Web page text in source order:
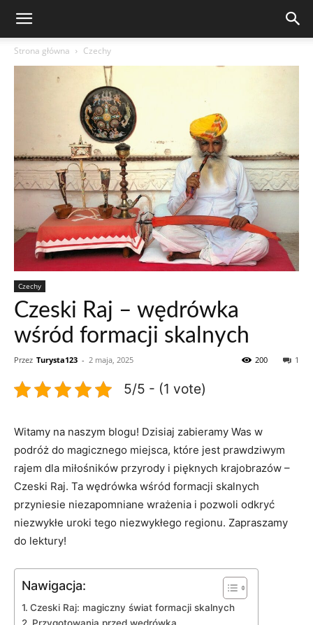
Strona główna Czechy
Czechy
Czeski Raj – wędrówka
wśród formacji skalnych
Przez Turysta123 - 2 maja, 2025 1
200
5/5 - (1 vote)
Witamy ⁣na naszym blogu! Dzisiaj zabieramy Was w
podróż do magicznego miejsca, które jest prawdziwym ​
rajem dla miłośników ⁢przyrody ⁤i pięknych krajobrazów –
‍Czeski Raj. Ta ‌wędrówka​ wśród ‌formacji skalnych
przyniesie niezapomniane wrażenia⁤ i⁤ pozwoli ‌odkryć
niezwykłe uroki tego ⁣niezwykłego regionu. Zapraszamy⁢
do lektury!
Nawigacja:
Czeski Raj: magiczny świat formacji skalnych